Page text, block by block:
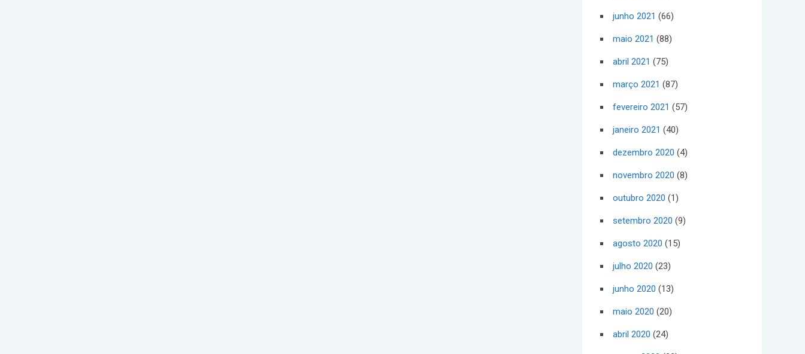
junho 2021 (66)
maio 2021 (88)
abril 2021 (75)
março 2021 (87)
fevereiro 2021 (57)
janeiro 2021 (40)
dezembro 2020 (4)
novembro 2020 (8)
outubro 2020 (1)
setembro 2020 (9)
agosto 2020 (15)
julho 2020 (23)
junho 2020 (13)
maio 2020 (20)
abril 2020 (24)